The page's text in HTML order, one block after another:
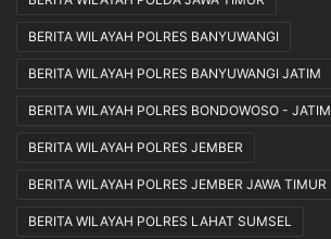
BERITA WILAYAH POLRES BANYUWANGI
BERITA WILAYAH POLRES BANYUWANGI JATIM
BERITA WILAYAH POLRES BONDOWOSO - JATIM
BERITA WILAYAH POLRES JEMBER
BERITA WILAYAH POLRES JEMBER JAWA TIMUR
BERITA WILAYAH POLRES LAHAT SUMSEL